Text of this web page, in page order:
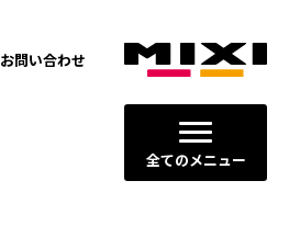
全てのメニュー
お問い合わせ